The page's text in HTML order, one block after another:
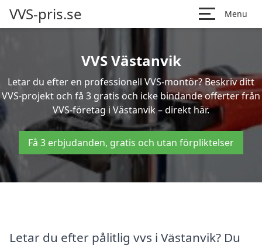
VVS-pris.se Menu
VVS Västanvik
Letar du efter en professionell VVS-montör? Beskriv ditt
VVS-projekt och få 3 gratis och icke bindande offerter från
VVS-företag i Västanvik – direkt här.
Få 3 erbjudanden, gratis och utan förpliktelser
Letar du efter pålitlig vvs i Västanvik? Du